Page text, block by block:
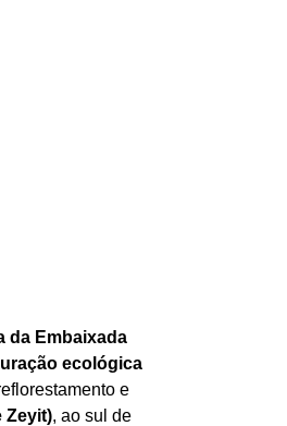
da Embaixada
ecológica
e
Zeyit), ao sul de